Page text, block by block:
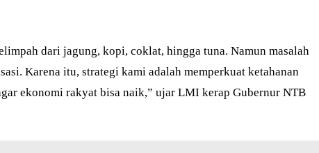
dari jagung, kopi, coklat, hingga tuna. Namun masalah
Karena itu, strategi kami adalah memperkuat ketahanan
ekonomi rakyat bisa naik,” ujar LMI kerap Gubernur NTB